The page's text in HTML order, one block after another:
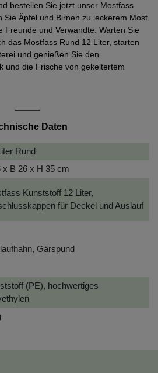
bestellen Sie jetzt unser Mostfass
Sie Äpfel und Birnen zu leckerem Most
Freunde und Verwandte. Warten Sie
das Mostfass Rund 12 Liter, starten
und genießen Sie den
und die Frische von gekeltertem
Daten
Rund
x B 26 x H 35 cm
Kunststoff 12 Liter,
für Deckel und Auslauf
Gärspund
(PE), hochwertiges